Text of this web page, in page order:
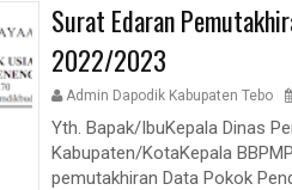
Surat Edaran
2022/2023
Admin Dapodik Kabupaten Tebo
Yth. Bapak/IbuKepala Dinas
Kabupaten/KotaKepala
pemutakhiran Data Pokok